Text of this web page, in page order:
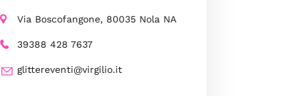
Via Boscofangone, 80035 Nola NA
39388 428 7637
glittereventi@virgilio.it